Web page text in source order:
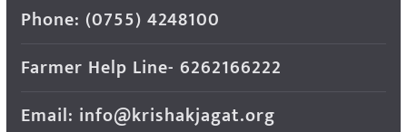
Phone: (0755) 4248100
Farmer Help Line- 6262166222
Email: info@krishakjagat.org